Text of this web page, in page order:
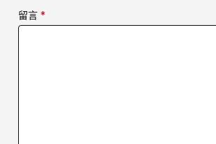
留言 *